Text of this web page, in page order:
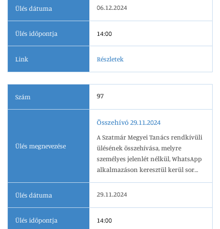
megszervezésre, 2024.12.06-án 14.00
Ülés dátuma 06.12.2024
Ülés időpontja 14:00
Link Részletek
Szám 97
Ülés megnevezése
Összehívó 29.11.2024
A Szatmár Megyei Tanács rendkívüli
ülésének összehívása, melyre
személyes jelenlét nélkül, WhatsApp
alkalmazáson keresztül kerül sor
Ülés dátuma
29.11.2024
Ülés időpontja 14:00